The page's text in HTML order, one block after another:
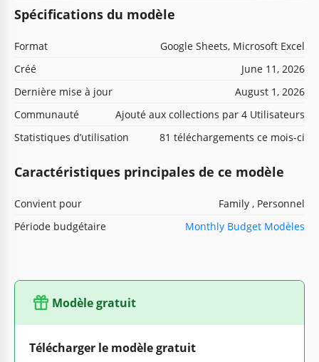
Spécifications du modèle
Format
Google Sheets, Microsoft Excel
Créé
June 11, 2026
Dernière mise à jour
August 1, 2026
Communauté
Ajouté aux collections par 4 Utilisateurs
Statistiques d’utilisation
81 téléchargements ce mois-ci
Caractéristiques principales de ce modèle
Convient pour
Family , Personnel
Période budgétaire
Monthly Budget Modèles
Modèle gratuit
Télécharger le modèle gratuit